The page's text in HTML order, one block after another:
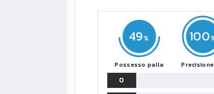
49
Possesso palla
100
0